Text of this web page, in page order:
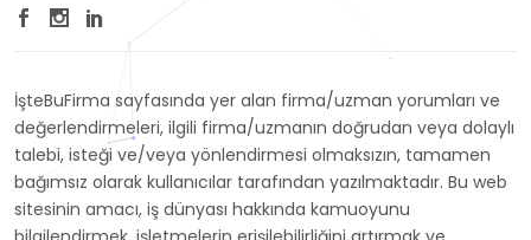
İşteBuFirma sayfasında yer alan firma/uzman yorumları ve
değerlendirmeleri, ilgili firma/uzmanın doğrudan veya dolaylı
talebi, isteği ve/veya yönlendirmesi olmaksızın, tamamen
bağımsız olarak kullanıcılar tarafından yazılmaktadır. Bu web
sitesinin amacı, iş dünyası hakkında kamuoyunu